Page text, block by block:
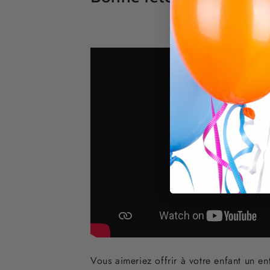
Vous aimeriez offrir à votre enfant un